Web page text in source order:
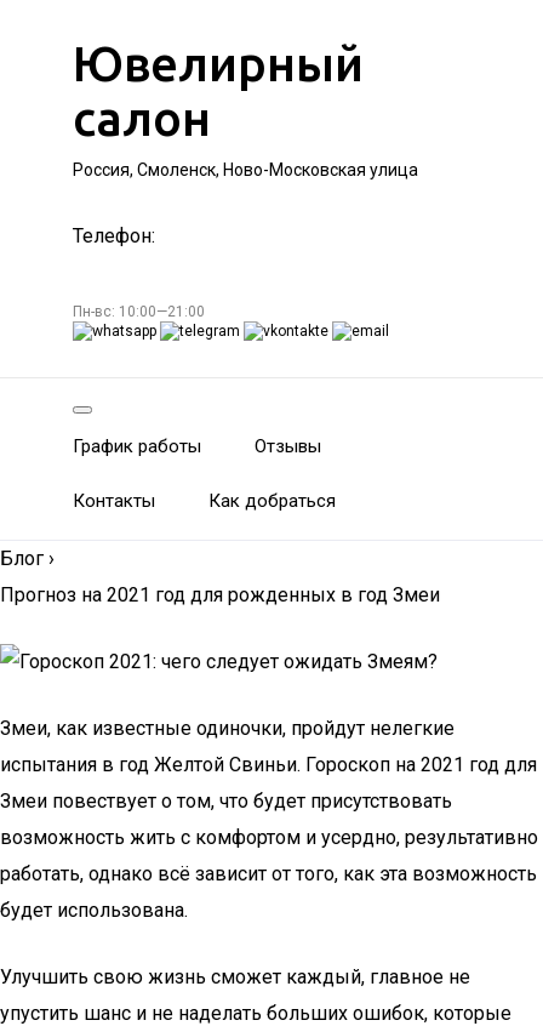
Ювелирный
салон
Россия, Смоленск, Ново-Московская улица
Телефон:
Пн-вс: 10:00—21:00
График работы Отзывы
Контакты Как добраться
Блог ›
Прогноз на 2021 год для рожденных в год Змеи
Змеи, как известные одиночки, пройдут нелегкие
испытания в год Желтой Свиньи. Гороскоп на 2021 год для
Змеи повествует о том, что будет присутствовать
возможность жить с комфортом и усердно, результативно
работать, однако всё зависит от того, как эта возможность
будет использована.
Улучшить свою жизнь сможет каждый, главное не
упустить шанс и не наделать больших ошибок, которые